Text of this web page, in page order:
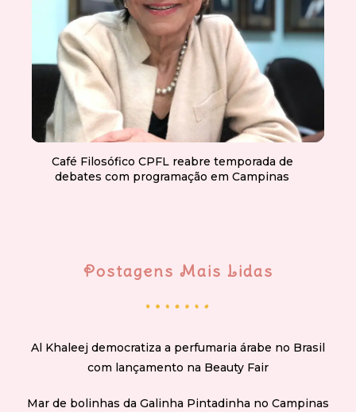
Café Filosófico CPFL reabre temporada de
debates com programação em Campinas
Postagens Mais Lidas
Al Khaleej democratiza a perfumaria árabe no Brasil
com lançamento na Beauty Fair
Mar de bolinhas da Galinha Pintadinha no Campinas